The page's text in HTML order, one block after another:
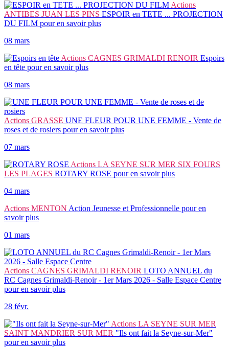
Actions
ANTIBES JUAN LES PINS ESPOIR en TETE ... PROJECTION
DU FILM pour en savoir plus
08 mars
Actions CAGNES GRIMALDI RENOIR Espoirs
en tête pour en savoir plus
08 mars
Actions GRASSE UNE FLEUR POUR UNE FEMME - Vente de
roses et de rosiers pour en savoir plus
07 mars
Actions LA SEYNE SUR MER SIX FOURS
LES PLAGES ROTARY ROSE pour en savoir plus
04 mars
Actions MENTON Action Jeunesse et Professionnelle pour en
savoir plus
01 mars
Actions CAGNES GRIMALDI RENOIR LOTO ANNUEL du
RC Cagnes Grimaldi-Renoir - 1er Mars 2026 - Salle Espace Centre
pour en savoir plus
28 févr.
Actions LA SEYNE SUR MER
SAINT MANDRIER SUR MER "Ils ont fait la Seyne-sur-Mer"
pour en savoir plus